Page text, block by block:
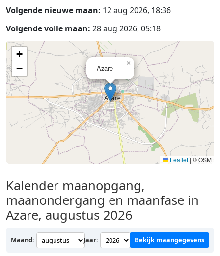
Volgende nieuwe maan: 12 aug 2026, 18:36
Volgende volle maan: 28 aug 2026, 05:18
Azare
×
+
−
Leaflet | © OSM
Kalender maanopgang,
maanondergang en maanfase in
Azare, augustus 2026
Maand: Jaar: Bekijk maangegevens